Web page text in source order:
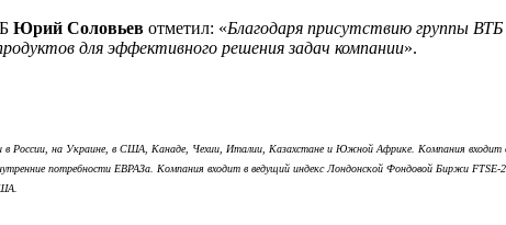
Юрий Соловьев отметил: «Благодаря присутствию группы ВТБ
для эффективного решения задач компании».
в России, на Украине, в США, Канаде, Чехии, Италии, Казахстане и Южной Африке. Компания входит
потребности ЕВРАЗа. Компания входит в ведущий индекс Лондонской Фондовой Биржи